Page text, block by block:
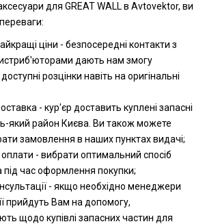
для GREAT WALL в Avtovektor, ви
ціни - безпосередні контакти з
дають нам змогу
розцінки навіть на оригінальні
- кур'єр доставить куплені запасні
який район Києва. Ви також можете
замовлення в наших пунктах видачі;
оплати - вибрати оптимальний спосіб
час оформлення покупки;
- якщо необхідно менеджери
прийдуть Вам на допомогу,
щодо купівлі запасних частин для